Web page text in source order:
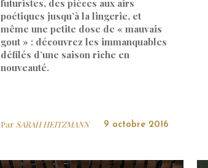
futuristes, des pièces aux airs
poétiques jusqu’à la lingerie, et
même une petite dose de « mauvais
gout » : découvrez les immanquables
défilés d’une saison riche en
nouveauté.
Par SARAH HEITZMANN 9 octobre 2016